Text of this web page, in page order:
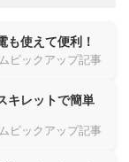
も使えて便利！
ピックアップ記事
キレットで簡単
ピックアップ記事